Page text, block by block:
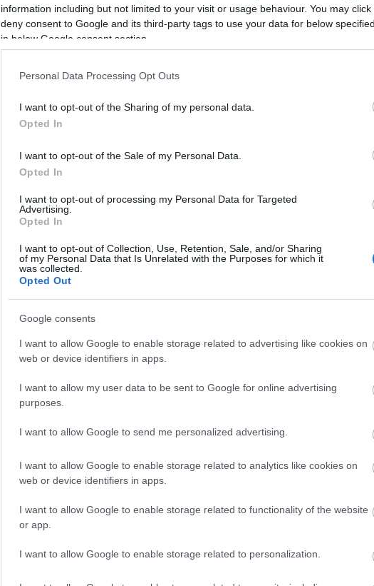
information including but not limited to your visit or usage behaviour. You may
deny consent to Google and its third-party tags to use your data for below
in below Google consent section.
Personal Data Processing Opt Outs
I want to opt-out of the Sharing of my personal data.
Opted In
I want to opt-out of the Sale of my Personal Data.
Opted In
I want to opt-out of processing my Personal Data for Targeted
Advertising.
Opted In
I want to opt-out of Collection, Use, Retention, Sale, and/or Sharing
of my Personal Data that Is Unrelated with the Purposes for which it
was collected.
Opted Out
Google consents
I want to allow Google to enable storage related to advertising like cookies on
web or device identifiers in apps.
I want to allow my user data to be sent to Google for online advertising
purposes.
I want to allow Google to send me personalized advertising.
I want to allow Google to enable storage related to analytics like cookies on
web or device identifiers in apps.
I want to allow Google to enable storage related to functionality of the website
or app.
I want to allow Google to enable storage related to personalization.
Jobban teljesít...
Itt az újabb
Vincenzúra